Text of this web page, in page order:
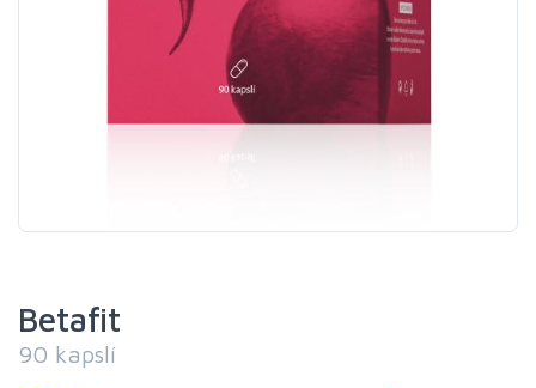
Betafit
90 kapslí